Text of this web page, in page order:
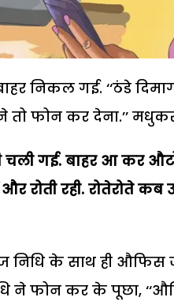
निकल गई. ‘‘ठंडे
तो फोन कर देना.’’
चली गई. बाहर आ कर
रोती रही. रोतेरोते
निधि के साथ ही औफिस
ने फोन कर के पूछा,